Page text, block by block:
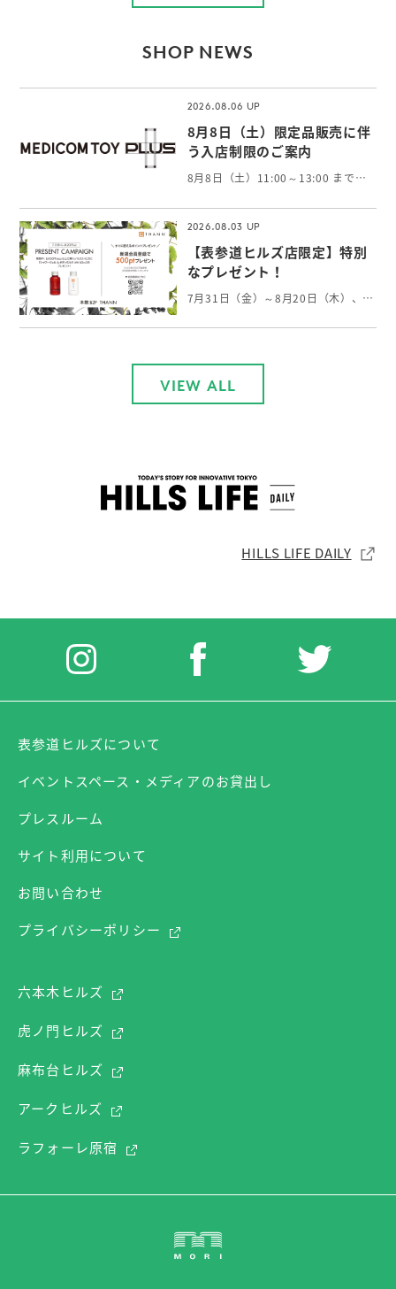
SHOP NEWS
2026.08.06
8月8日（土）限定品販売に伴
う入店制限のご案内
8月8日（土）11:00～13:00 まで、限定品の販売に伴い抽選入場販売とさせていただきます。 当選権利をお持ちでないお客様はご入店いただけません。 お客様におかれましては大変ご面倒をお掛けしますが、何卒ご了承の程よろしくお願い申し上げます。
2026.08.03
【表参道ヒルズ店限定】特別
なプレゼント！
7月31日（金）～8月20日（木）、表参道ヒルズのメインエントランスにてTHANNのプロダクトを展示しております。 THANNの世界観を感じていただける特別な空間となっております。 展示期間中、表参道ヒルズ店で￥8,000以上ご購入いただいた方には 「シャワージェル・ボディミルクAW 各60mlセット」をプレゼントいたします。 THANN表参道ヒルズ店限定の特別キャンペーンになります。 皆様のご来店を心よりお待ちしております。 ※詳しくは店舗までお問い合わせください。 本館B2／THANN
VIEW ALL
HILLS LIFE DAILY
表参道ヒルズについて
イベントスペース・メディアのお貸出し
プレスルーム
サイト利用について
お問い合わせ
プライバシーポリシー
六本木ヒルズ
虎ノ門ヒルズ
麻布台ヒルズ
アークヒルズ
ラフォーレ原宿